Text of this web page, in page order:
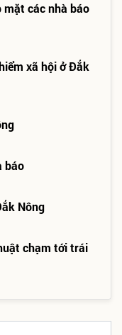
mặt các nhà báo
xã hội ở Đắk
báo
Nông
chạm tới trái